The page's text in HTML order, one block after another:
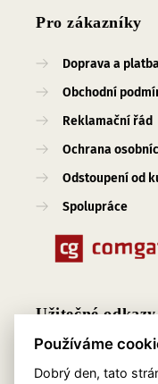
Pro zákazníky
Doprava a platba
Obchodní
Reklamační řád
Ochrana
Odstoupení od
Spolupráce
Užitečné odkazy
O nás
Používáme
Dobrý den, tato